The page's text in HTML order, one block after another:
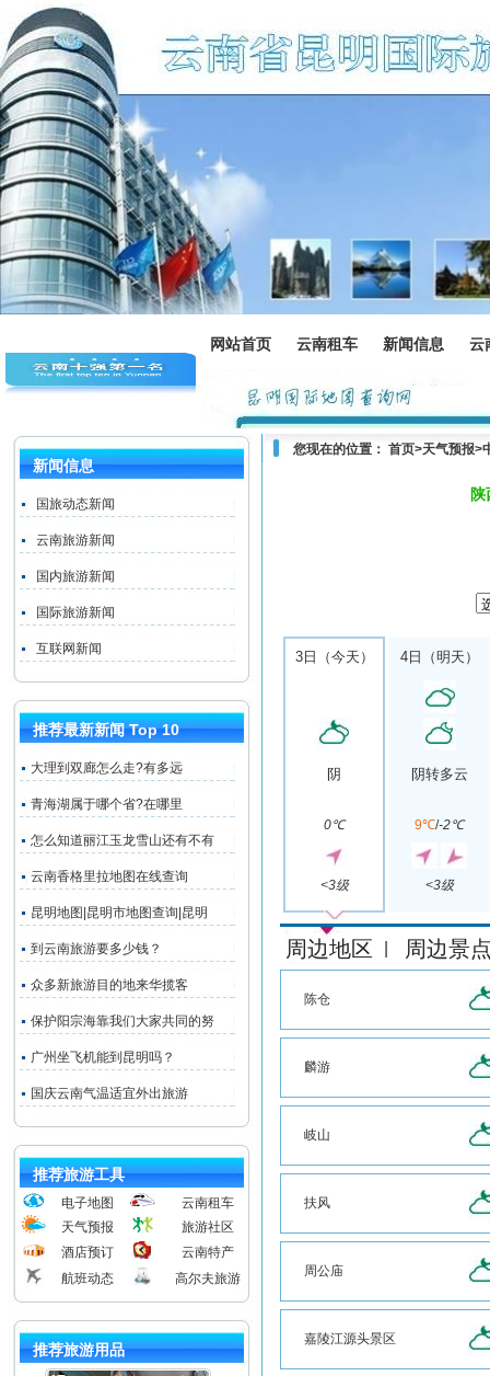
网站首页 云南租车 新闻信息 云
新闻信息
国旅动态新闻
云南旅游新闻
国内旅游新闻
国际旅游新闻
互联网新闻
推荐最新新闻 Top 10
大理到双廊怎么走?有多远
青海湖属于哪个省?在哪里
怎么知道丽江玉龙雪山还有不有
云南香格里拉地图在线查询
昆明地图|昆明市地图查询|昆明
到云南旅游要多少钱？
众多新旅游目的地来华揽客
保护阳宗海靠我们大家共同的努
广州坐飞机能到昆明吗？
国庆云南气温适宜外出旅游
推荐旅游工具
电子地图
云南租车
天气预报
旅游社区
酒店预订
云南特产
航班动态
高尔夫旅游
推荐旅游用品
您现在的位置： 首页>天气预报>
3日（今天）
阴
0℃
<3级
4日（明天）
阴转多云
9℃/-2℃
<3级
周边地区 周边景
陈仓
麟游
岐山
扶风
周公庙
嘉陵江源头景区